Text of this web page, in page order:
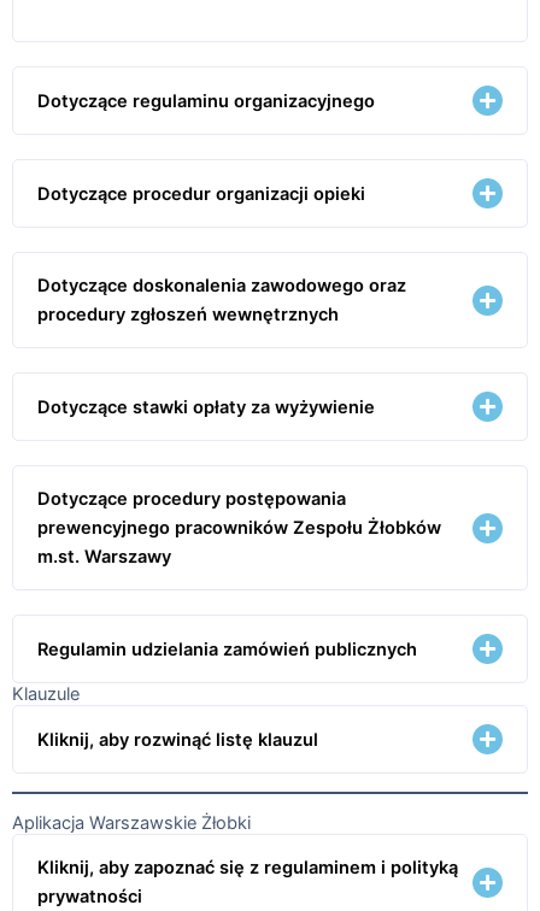
Dotyczące regulaminu organizacyjnego
Dotyczące procedur organizacji opieki
Dotyczące doskonalenia zawodowego oraz
procedury zgłoszeń wewnętrznych
Dotyczące stawki opłaty za wyżywienie
Dotyczące procedury postępowania
prewencyjnego pracowników Zespołu Żłobków
m.st. Warszawy
Regulamin udzielania zamówień publicznych
Klauzule
Kliknij, aby rozwinąć listę klauzul
Aplikacja Warszawskie Żłobki
Kliknij, aby zapoznać się z regulaminem i polityką
prywatności